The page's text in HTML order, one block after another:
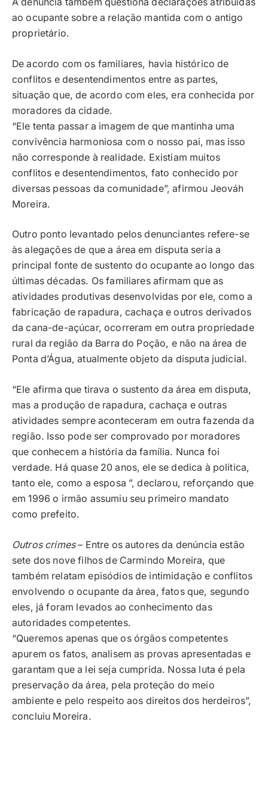
A denúncia também questiona declarações atribuídas
ao ocupante sobre a relação mantida com o antigo
proprietário.
De acordo com os familiares, havia histórico de
conflitos e desentendimentos entre as partes,
situação que, de acordo com eles, era conhecida por
moradores da cidade.
“Ele tenta passar a imagem de que mantinha uma
convivência harmoniosa com o nosso pai, mas isso
não corresponde à realidade. Existiam muitos
conflitos e desentendimentos, fato conhecido por
diversas pessoas da comunidade”, afirmou Jeováh
Moreira.
Outro ponto levantado pelos denunciantes refere-se
às alegações de que a área em disputa seria a
principal fonte de sustento do ocupante ao longo das
últimas décadas. Os familiares afirmam que as
atividades produtivas desenvolvidas por ele, como a
fabricação de rapadura, cachaça e outros derivados
da cana-de-açúcar, ocorreram em outra propriedade
rural da região da Barra do Poção, e não na área de
Ponta d’Água, atualmente objeto da disputa judicial.
“Ele afirma que tirava o sustento da área em disputa,
mas a produção de rapadura, cachaça e outras
atividades sempre aconteceram em outra fazenda da
região. Isso pode ser comprovado por moradores
que conhecem a história da família. Nunca foi
verdade. Há quase 20 anos, ele se dedica à política,
tanto ele, como a esposa ”, declarou, reforçando que
em 1996 o irmão assumiu seu primeiro mandato
como prefeito.
Outros crimes– Entre os autores da denúncia estão
sete dos nove filhos de Carmindo Moreira, que
também relatam episódios de intimidação e conflitos
envolvendo o ocupante da área, fatos que, segundo
eles, já foram levados ao conhecimento das
autoridades competentes.
“Queremos apenas que os órgãos competentes
apurem os fatos, analisem as provas apresentadas e
garantam que a lei seja cumprida. Nossa luta é pela
preservação da área, pela proteção do meio
ambiente e pelo respeito aos direitos dos herdeiros”,
concluiu Moreira.